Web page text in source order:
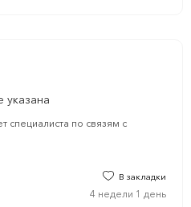
указана
специалиста по связям с
В закладки
4 недели 1 день